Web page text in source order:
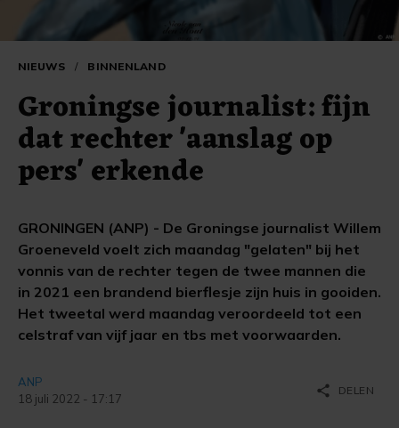
NIEUWS / BINNENLAND
Groningse journalist: fijn
dat rechter 'aanslag op
pers' erkende
GRONINGEN (ANP) - De Groningse journalist Willem
Groeneveld voelt zich maandag "gelaten" bij het
vonnis van de rechter tegen de twee mannen die
in 2021 een brandend bierflesje zijn huis in gooiden.
Het tweetal werd maandag veroordeeld tot een
celstraf van vijf jaar en tbs met voorwaarden.
ANP
18 juli 2022 - 17:17
share DELEN